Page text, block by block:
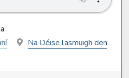
Na Déise lasmuigh den